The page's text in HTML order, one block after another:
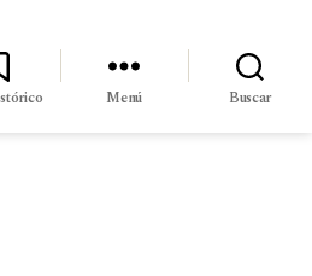
Menú Buscar